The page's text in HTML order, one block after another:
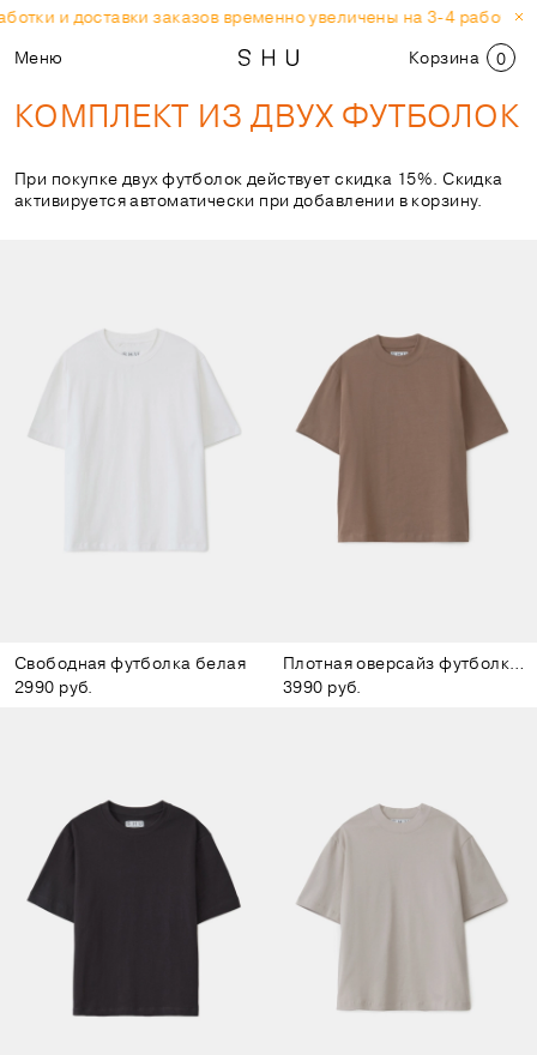
и доставки заказов временно увеличены на 3-4 рабочих
Меню
Корзина 0
КОМПЛЕКТ ИЗ ДВУХ ФУТБОЛОК
При покупке двух футболок действует скидка 15%. Скидка
активируется автоматически при добавлении в корзину.
Свободная футболка белая
2990 руб.
Плотная оверсайз футболка коричневая
3990 руб.